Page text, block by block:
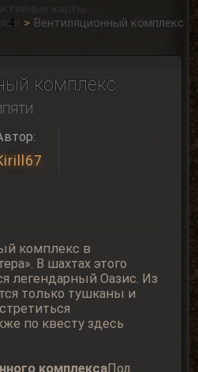
карты
Вентиляционный комплекс
комплекс
комплекс в
В шахтах этого
легендарный Оазис. Из
только тушканы и
по квесту здесь
комплексаПод